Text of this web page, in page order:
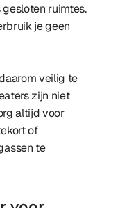
ruimtes.
je geen
veilig te
zijn niet
altijd voor
of
te